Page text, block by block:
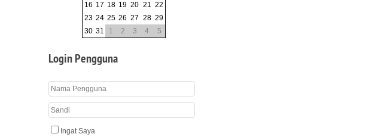
16 17 18 19 20 21 22
23 24 25 26 27 28 29
30 31 1 2 3 4 5
Login Pengguna
Ingat Saya